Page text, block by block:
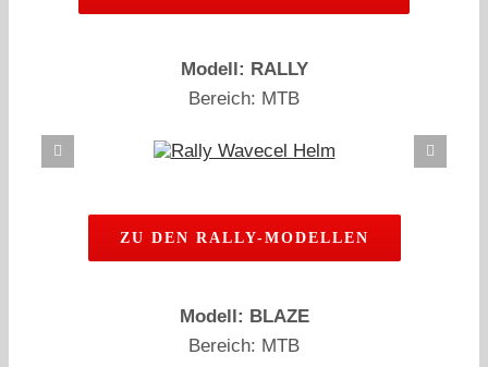
Modell: RALLY
Bereich: MTB
ZU DEN RALLY-MODELLEN
Modell: BLAZE
Bereich: MTB